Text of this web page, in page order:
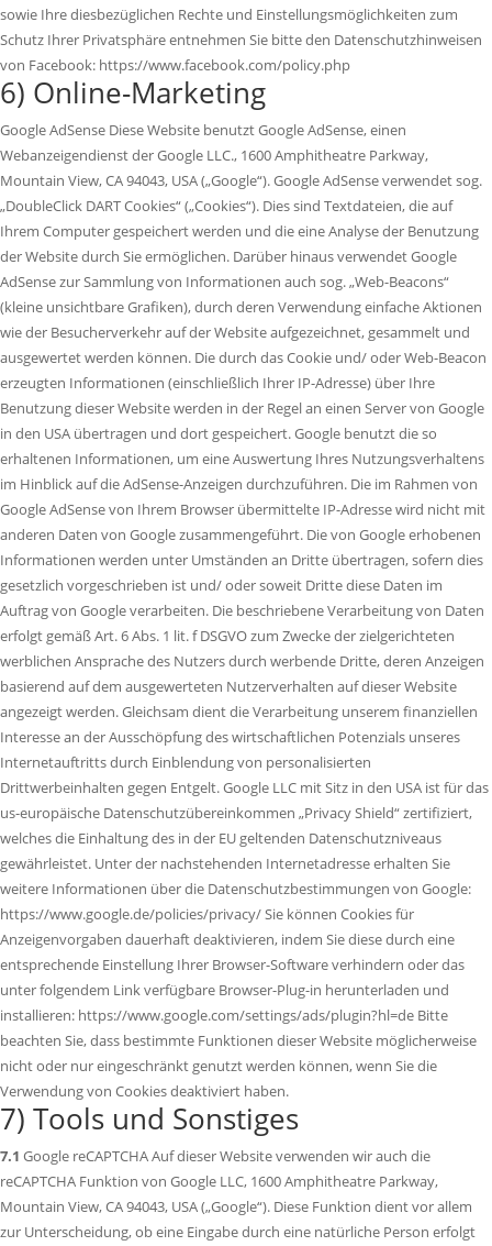
sowie Ihre diesbezüglichen Rechte und Einstellungsmöglichkeiten zum
Schutz Ihrer Privatsphäre entnehmen Sie bitte den Datenschutzhinweisen
von Facebook: https://www.facebook.com/policy.php
6) Online-Marketing
Google AdSense Diese Website benutzt Google AdSense, einen
Webanzeigendienst der Google LLC., 1600 Amphitheatre Parkway,
Mountain View, CA 94043, USA („Google“). Google AdSense verwendet sog.
„DoubleClick DART Cookies“ („Cookies“). Dies sind Textdateien, die auf
Ihrem Computer gespeichert werden und die eine Analyse der Benutzung
der Website durch Sie ermöglichen. Darüber hinaus verwendet Google
AdSense zur Sammlung von Informationen auch sog. „Web-Beacons“
(kleine unsichtbare Grafiken), durch deren Verwendung einfache Aktionen
wie der Besucherverkehr auf der Website aufgezeichnet, gesammelt und
ausgewertet werden können. Die durch das Cookie und/ oder Web-Beacon
erzeugten Informationen (einschließlich Ihrer IP-Adresse) über Ihre
Benutzung dieser Website werden in der Regel an einen Server von Google
in den USA übertragen und dort gespeichert. Google benutzt die so
erhaltenen Informationen, um eine Auswertung Ihres Nutzungsverhaltens
im Hinblick auf die AdSense-Anzeigen durchzuführen. Die im Rahmen von
Google AdSense von Ihrem Browser übermittelte IP-Adresse wird nicht mit
anderen Daten von Google zusammengeführt. Die von Google erhobenen
Informationen werden unter Umständen an Dritte übertragen, sofern dies
gesetzlich vorgeschrieben ist und/ oder soweit Dritte diese Daten im
Auftrag von Google verarbeiten. Die beschriebene Verarbeitung von Daten
erfolgt gemäß Art. 6 Abs. 1 lit. f DSGVO zum Zwecke der zielgerichteten
werblichen Ansprache des Nutzers durch werbende Dritte, deren Anzeigen
basierend auf dem ausgewerteten Nutzerverhalten auf dieser Website
angezeigt werden. Gleichsam dient die Verarbeitung unserem finanziellen
Interesse an der Ausschöpfung des wirtschaftlichen Potenzials unseres
Internetauftritts durch Einblendung von personalisierten
Drittwerbeinhalten gegen Entgelt. Google LLC mit Sitz in den USA ist für das
us-europäische Datenschutzübereinkommen „Privacy Shield“ zertifiziert,
welches die Einhaltung des in der EU geltenden Datenschutzniveaus
gewährleistet. Unter der nachstehenden Internetadresse erhalten Sie
weitere Informationen über die Datenschutzbestimmungen von Google:
https://www.google.de/policies/privacy/ Sie können Cookies für
Anzeigenvorgaben dauerhaft deaktivieren, indem Sie diese durch eine
entsprechende Einstellung Ihrer Browser-Software verhindern oder das
unter folgendem Link verfügbare Browser-Plug-in herunterladen und
installieren: https://www.google.com/settings/ads/plugin?hl=de Bitte
beachten Sie, dass bestimmte Funktionen dieser Website möglicherweise
nicht oder nur eingeschränkt genutzt werden können, wenn Sie die
Verwendung von Cookies deaktiviert haben.
7) Tools und Sonstiges
7.1 Google reCAPTCHA Auf dieser Website verwenden wir auch die
reCAPTCHA Funktion von Google LLC, 1600 Amphitheatre Parkway,
Mountain View, CA 94043, USA („Google“). Diese Funktion dient vor allem
zur Unterscheidung, ob eine Eingabe durch eine natürliche Person erfolgt